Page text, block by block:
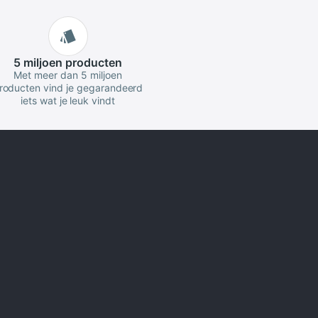
5 miljoen producten
Met meer dan 5 miljoen
vind je gegarandeerd
iets wat je leuk vindt